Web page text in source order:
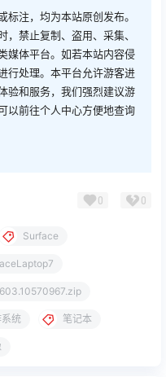
注，均为本站原创发布。
禁止复制、盗用、采集、
媒体平台。如若本站内容侵
行处理。本平台允许游客进
验和服务，我们强烈建议游
以前往个人中心方便地查询
0 0
Surface
统 笔记本